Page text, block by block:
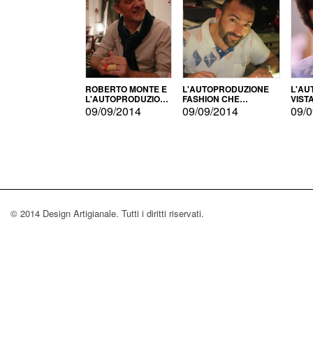
ROBERTO MONTE E
L'AUTOPRODUZIONE
CON IL CENSIMENTO
09/09/2014
L'AUTOPRODUZIONE
FASHION CHE
CONQUISTA GLI USA
09/09/2014 09/
© 2014 Design Artigianale. Tutti i diritti riservati.